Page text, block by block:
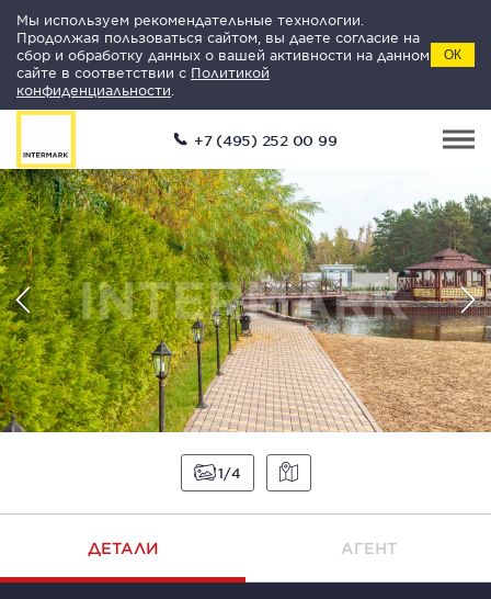
Мы используем рекомендательные технологии.
Продолжая пользоваться сайтом, вы даете согласие на
сбор и обработку данных о вашей активности на данном
сайте в соответствии с Политикой
конфиденциальности
ОК
+7 (495) 252 00 99
1 4
ДЕТАЛИ АГЕНТ